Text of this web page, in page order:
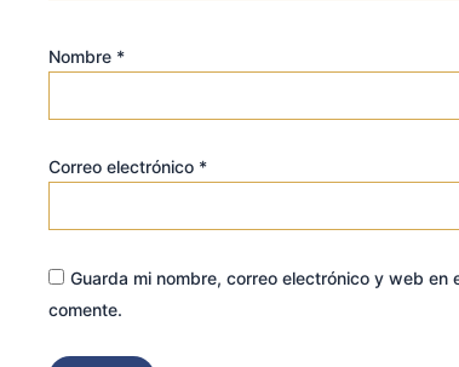
Nombre *
Correo electrónico *
Guarda mi nombre, correo electrónico y web
comente.